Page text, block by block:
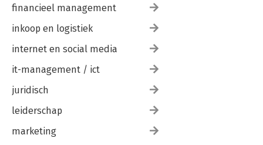
financieel management
inkoop en logistiek
internet en social media
it-management / ict
juridisch
leiderschap
marketing